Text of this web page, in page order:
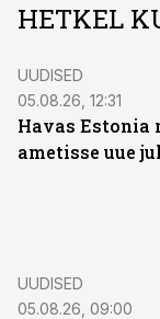
HETKEL
UUDISED
05.08.26, 12:31
Havas Estonia
ametisse uue
UUDISED
05.08.26, 09:00